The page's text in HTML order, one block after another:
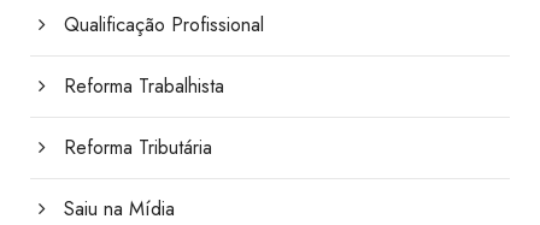
Qualificação Profissional
Reforma Trabalhista
Reforma Tributária
Saiu na Mídia